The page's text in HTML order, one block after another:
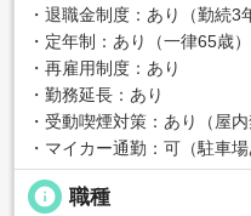
・退職金制度：あり（勤続3
・定年制：あり（一律65歳）
・再雇用制度：あり
・勤務延長：あり
・受動喫煙対策：あり（屋内
・マイカー通勤：可（駐車場
info 職種